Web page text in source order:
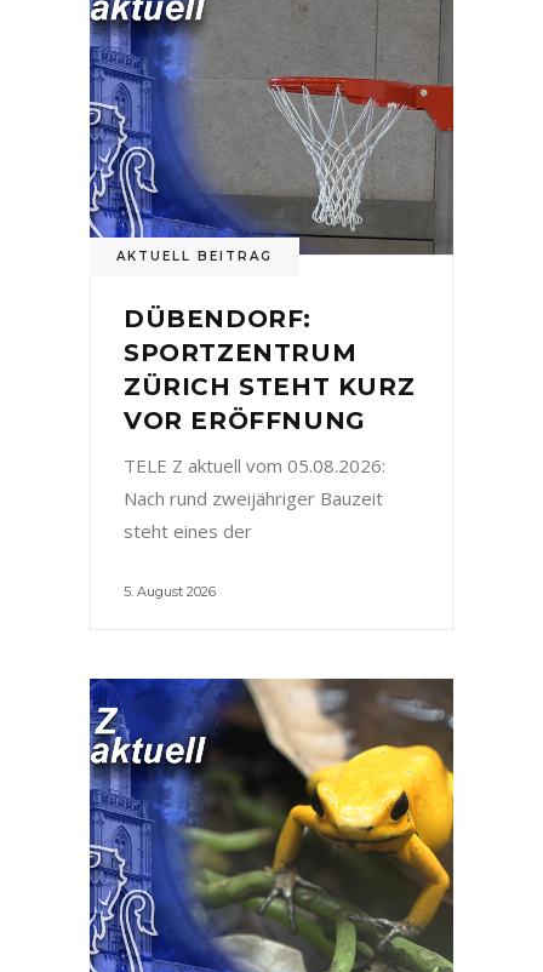
AKTUELL BEITRAG
DÜBENDORF:
SPORTZENTRUM
ZÜRICH STEHT KURZ
VOR ERÖFFNUNG
TELE Z aktuell vom 05.08.2026:
Nach rund zweijähriger Bauzeit
steht eines der
5. August 2026